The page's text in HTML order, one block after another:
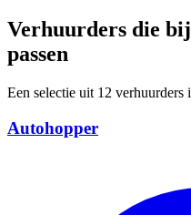
Verhuurders die
passen
Een selectie uit 12 verhuurders
Autohopper